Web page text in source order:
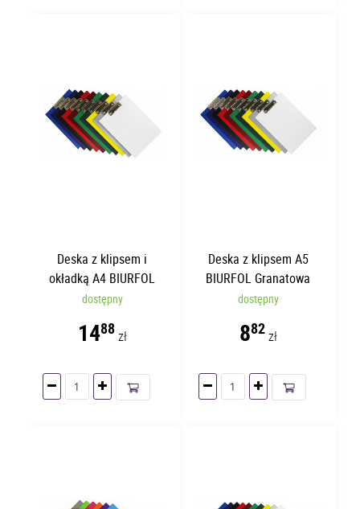
Deska z klipsem i
okładką A4 BIURFOL
Żółta
dostępny
1488zł
Deska z klipsem A5
BIURFOL Granatowa
dostępny
882zł